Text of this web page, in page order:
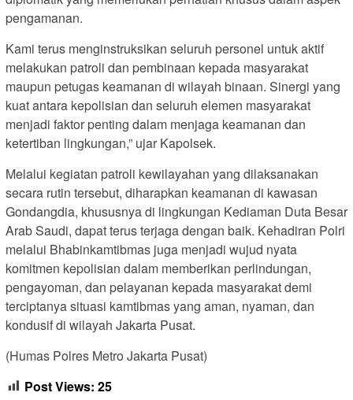
pengamanan.
Kami terus menginstruksikan seluruh personel untuk aktif
melakukan patroli dan pembinaan kepada masyarakat
maupun petugas keamanan di wilayah binaan. Sinergi yang
kuat antara kepolisian dan seluruh elemen masyarakat
menjadi faktor penting dalam menjaga keamanan dan
ketertiban lingkungan,” ujar Kapolsek.
Melalui kegiatan patroli kewilayahan yang dilaksanakan
secara rutin tersebut, diharapkan keamanan di kawasan
Gondangdia, khususnya di lingkungan Kediaman Duta Besar
Arab Saudi, dapat terus terjaga dengan baik. Kehadiran Polri
melalui Bhabinkamtibmas juga menjadi wujud nyata
komitmen kepolisian dalam memberikan perlindungan,
pengayoman, dan pelayanan kepada masyarakat demi
terciptanya situasi kamtibmas yang aman, nyaman, dan
kondusif di wilayah Jakarta Pusat.
(Humas Polres Metro Jakarta Pusat)
Post Views: 25